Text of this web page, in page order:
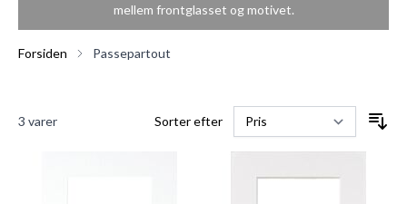
mellem frontglasset og motivet.
Forsiden Passepartout
3 varer Sorter efter